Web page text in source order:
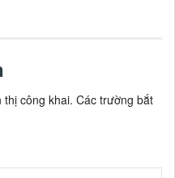
thị công khai. Các trường bắt